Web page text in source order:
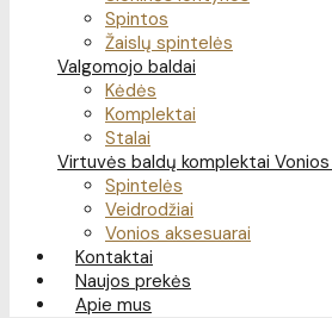
Spintos
Žaislų spintelės
Valgomojo baldai
Kėdės
Komplektai
Stalai
Virtuvės baldų komplektai
Spintelės
Veidrodžiai
Vonios aksesuarai
Kontaktai
Naujos prekės
Apie mus